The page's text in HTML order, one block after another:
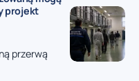
projekt
przerwą